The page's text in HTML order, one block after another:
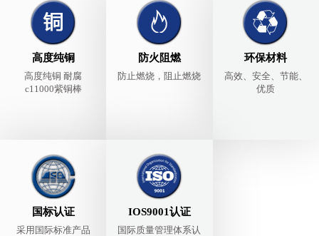
高度纯铜
高度纯铜 耐腐
c11000紫铜棒
防火阻燃
防止燃烧，阻止燃烧
环保材料
高效、安全、节能、
优质
国标认证
采用国际标准产品
IOS9001认证
国际质量管理体系认